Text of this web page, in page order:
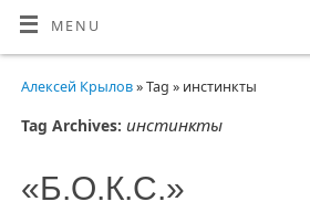
MENU
Алексей Крылов» Tag » инстинкты
Tag Archives: инстинкты
«Б.О.К.С.»